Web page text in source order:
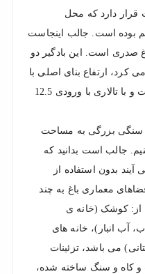
دارد که محل
بوده است. جالب اینجاست
صدری است. این بادگیر دو
کرد، ارتفاع بنای اصلی با
در نظر گرفتن بادگیر 22.5 متر است و با تالاری با ورودی 12.5
سنگی بزرگی به مساحت
را می بینیم. جالب است بدانید که
آیند بدون استفاده از
معماری باغ به چند
از: کوشک (خانه ی
آب انبار)، خانه های
می باشد، تزئینات
و کاه و سنگ ساخته شده،